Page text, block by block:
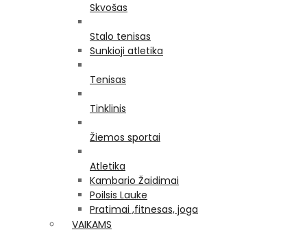
Skvošas
Stalo tenisas
Sunkioji atletika
Tenisas
Tinklinis
Žiemos sportai
Atletika
Kambario Žaidimai
Poilsis Lauke
Pratimai ,fitnesas, joga
VAIKAMS